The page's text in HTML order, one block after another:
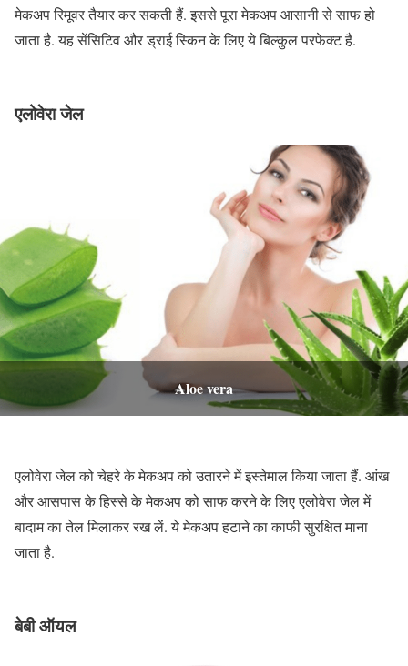
मेकअप रिमूवर तैयार कर सकती हैं. इससे पूरा मेकअप आसानी से साफ हो
जाता है. यह सेंसिटिव और ड्राई स्किन के लिए ये बिल्कुल परफेक्ट है.
एलोवेरा जेल
Aloe vera
एलोवेरा जेल को चेहरे के मेकअप को उतारने में इस्तेमाल किया जाता हैं. आंख
और आसपास के हिस्से के मेकअप को साफ करने के लिए एलोवेरा जेल में
बादाम का तेल मिलाकर रख लें. ये मेकअप हटाने का काफी सुरक्षित माना
जाता है.
बेबी ऑयल